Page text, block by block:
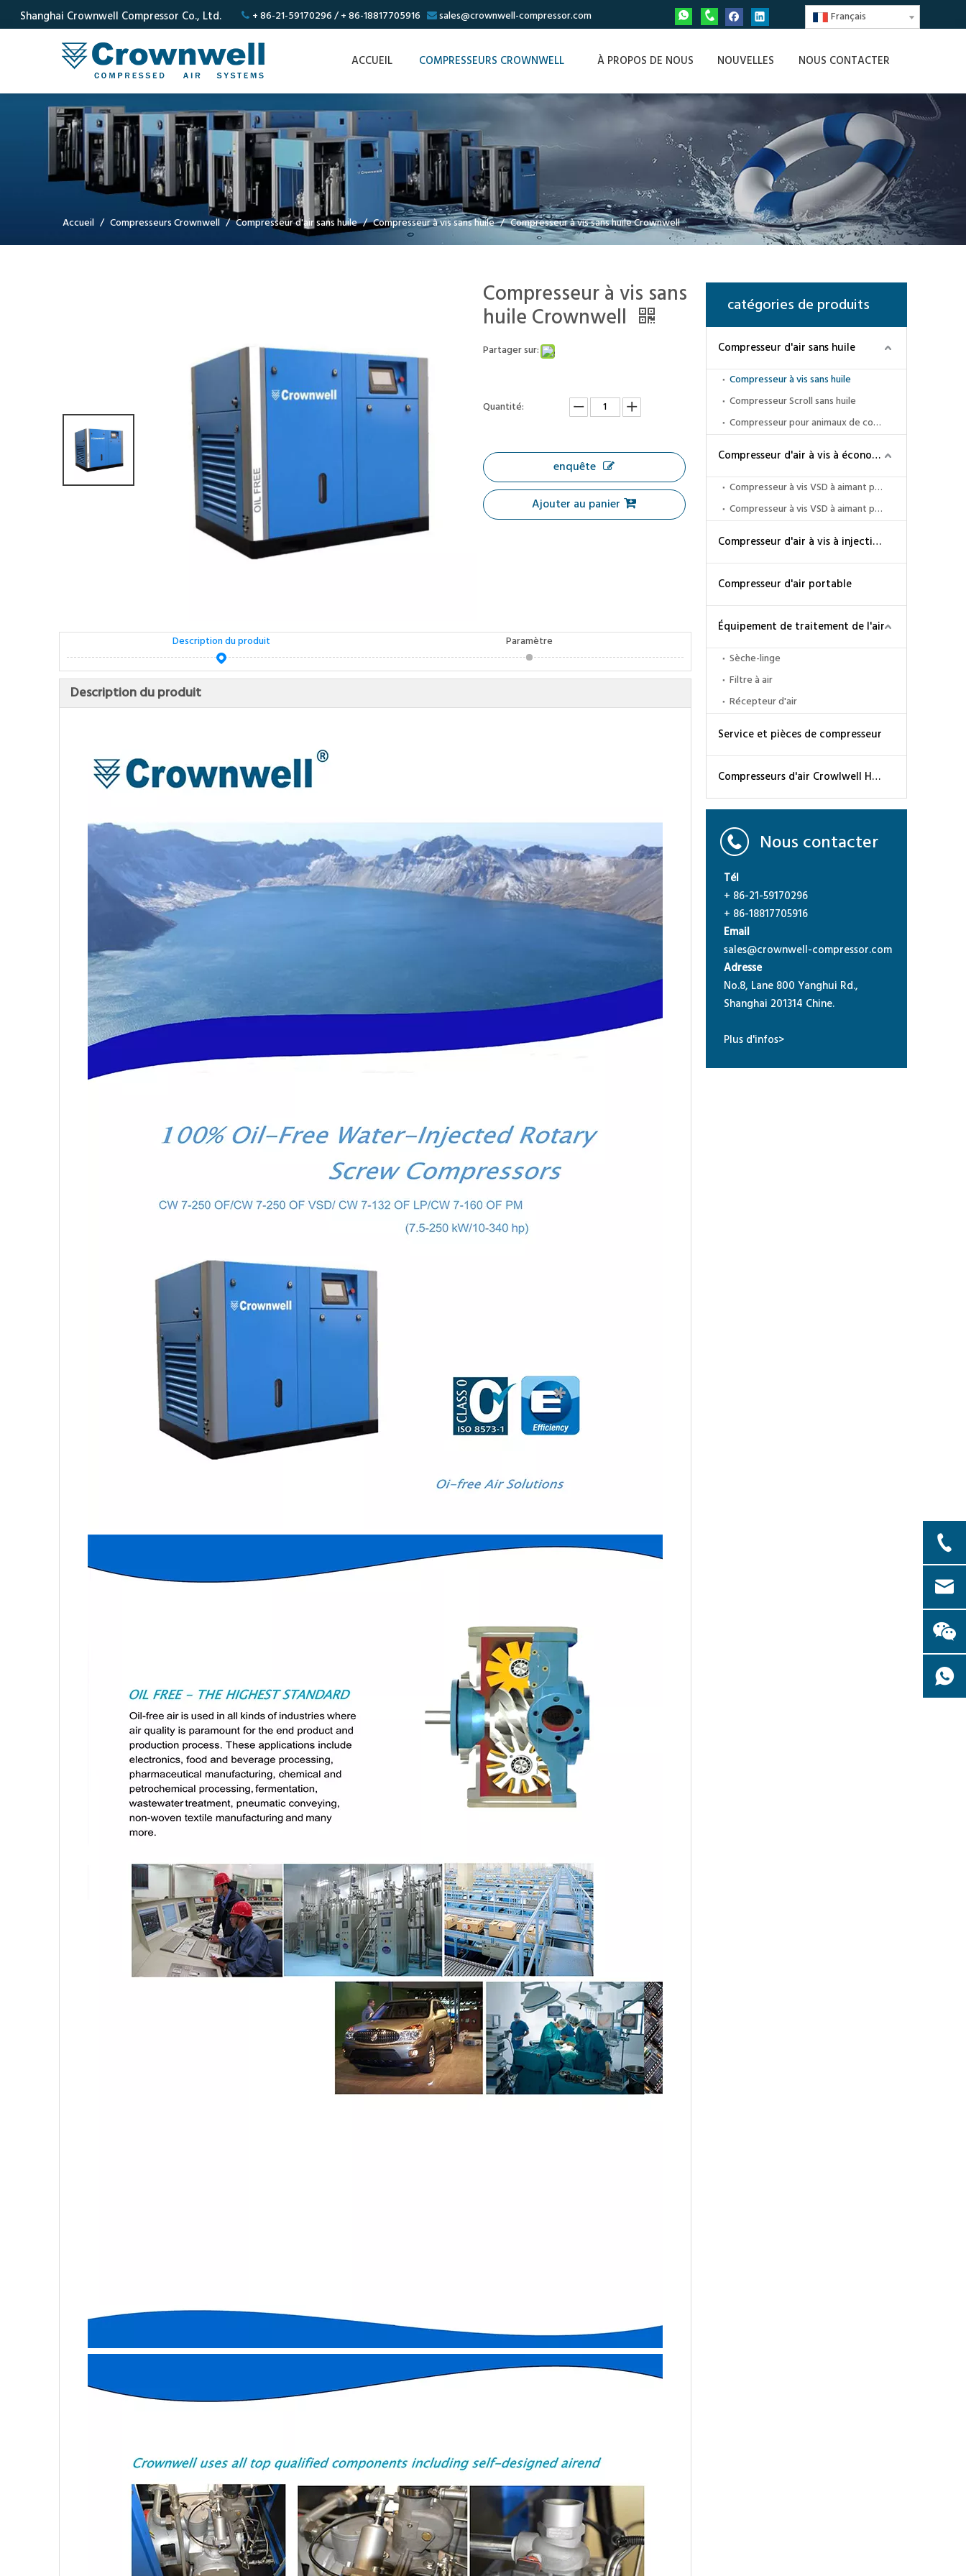
Shanghai Crownwell Compressor Co., Ltd.  + 86-21-59170296 / + 86-18817705916  sales@crownwell-compressor.com Français
ACCUEIL COMPRESSEURS CROWNWELL À PROPOS DE NOUS NOUVELLES NOUS CONTACTER
Accueil / Compresseurs Crownwell / Compresseur d'air sans huile / Compresseur à vis sans huile / Compresseur à vis sans huile Crownwell
Compresseur à vis sans
huile Crownwell
Partager sur:
Quantité:
enquête
Ajouter au panier
Description du produit Paramètre
Description du produit
catégories de produits
Compresseur d'air sans huile
Compresseur à vis sans huile
Compresseur Scroll sans huile
Compresseur pour animaux de compagnie sans huile
Compresseur d'air à vis à économie d'énergie
Compresseur à vis VSD à aimant permanent
Compresseur à vis VSD à aimant permanent à deux étages
Compresseur d'air à vis à injection d'huile
Compresseur d'air portable
Équipement de traitement de l'air
Sèche-linge
Filtre à air
Récepteur d'air
Service et pièces de compresseur
Compresseurs d'air Crowlwell Haut-pression CWH
Nous contacter
Tél
+ 86-21-59170296
+ 86-18817705916
Email
sales@crownwell-compressor.com
Adresse
No.8, Lane 800 Yanghui Rd.,
Shanghai 201314 Chine.
Plus d'infos>